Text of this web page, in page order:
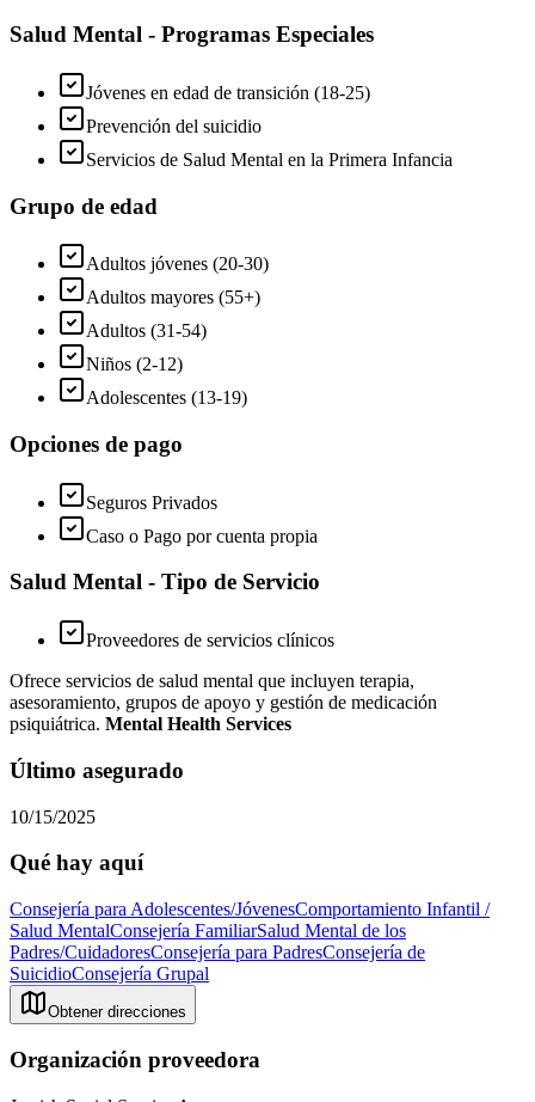
Salud Mental - Programas Especiales
Jóvenes en edad de transición (18-25)
Prevención del suicidio
Servicios de Salud Mental en la Primera Infancia
Grupo de edad
Adultos jóvenes (20-30)
Adultos mayores (55+)
Adultos (31-54)
Niños (2-12)
Adolescentes (13-19)
Opciones de pago
Seguros Privados
Caso o Pago por cuenta propia
Salud Mental - Tipo de Servicio
Proveedores de servicios clínicos
Ofrece servicios de salud mental que incluyen terapia,
asesoramiento, grupos de apoyo y gestión de medicación
psiquiátrica. Mental Health Services
Último asegurado
10/15/2025
Qué hay aquí
Consejería para Adolescentes/JóvenesComportamiento Infantil /
Salud MentalConsejería FamiliarSalud Mental de los
Padres/CuidadoresConsejería para PadresConsejería de
SuicidioConsejería Grupal
Obtener direcciones
Organización proveedora